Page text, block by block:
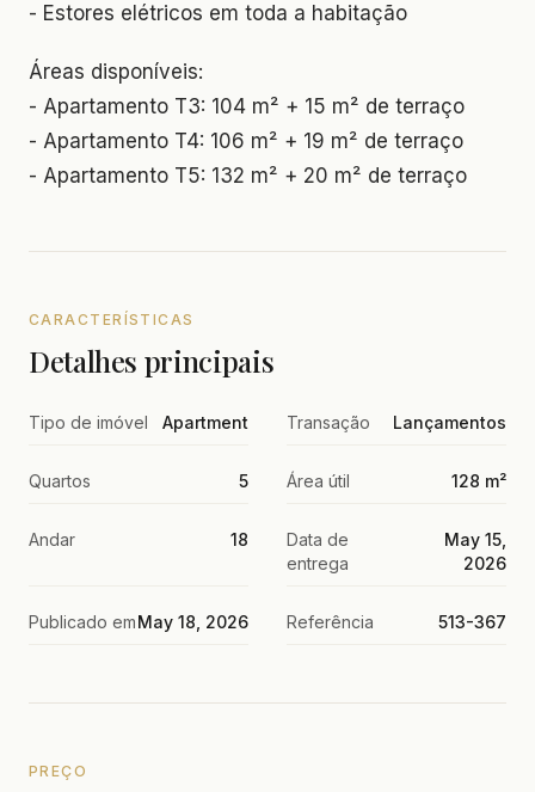
- Estores elétricos em toda a habitação
Áreas disponíveis:
- Apartamento T3: 104 m² + 15 m² de terraço
- Apartamento T4: 106 m² + 19 m² de terraço
- Apartamento T5: 132 m² + 20 m² de terraço
CARACTERÍSTICAS
Detalhes principais
Tipo de imóvel Apartment Transação Lançamentos
Quartos 5 Área útil 128 m²
Andar 18
Data de
entrega
May 15,
2026
Publicado emMay 18, 2026 Referência 513-367
PREÇO